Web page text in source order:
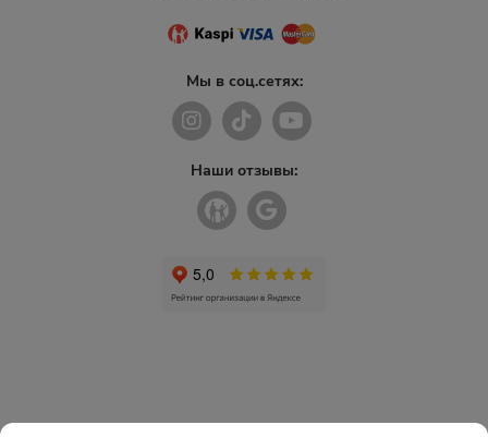
Мы в соц.сетях:
Наши отзывы: